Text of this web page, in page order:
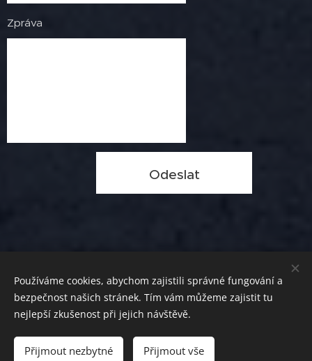
Zpráva
Odeslat
© 2022 Originální dovolená. Všechna práva vyhrazena.
Vytvořeno službou Webnode
Používáme cookies, abychom zajistili správné fungování a
bezpečnost našich stránek. Tím vám můžeme zajistit tu
nejlepší zkušenost při jejich návštěvě.
Přijmout nezbytné Přijmout vše